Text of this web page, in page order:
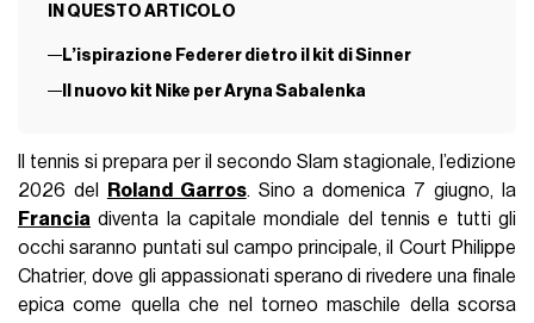
IN QUESTO ARTICOLO
L’ispirazione Federer dietro il kit di Sinner
Il nuovo kit Nike per Aryna Sabalenka
Il tennis si prepara per il secondo Slam stagionale, l’edizione
2026 del
Roland Garros. Sino a domenica 7 giugno, la
Francia diventa la capitale mondiale del tennis e tutti gli
occhi saranno puntati sul campo principale, il Court Philippe
Chatrier, dove gli appassionati sperano di rivedere una finale
epica come quella che nel torneo maschile della scorsa